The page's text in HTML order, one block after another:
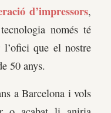
d’impressors,
només té
que el nostre
50 anys.
a Barcelona i vols